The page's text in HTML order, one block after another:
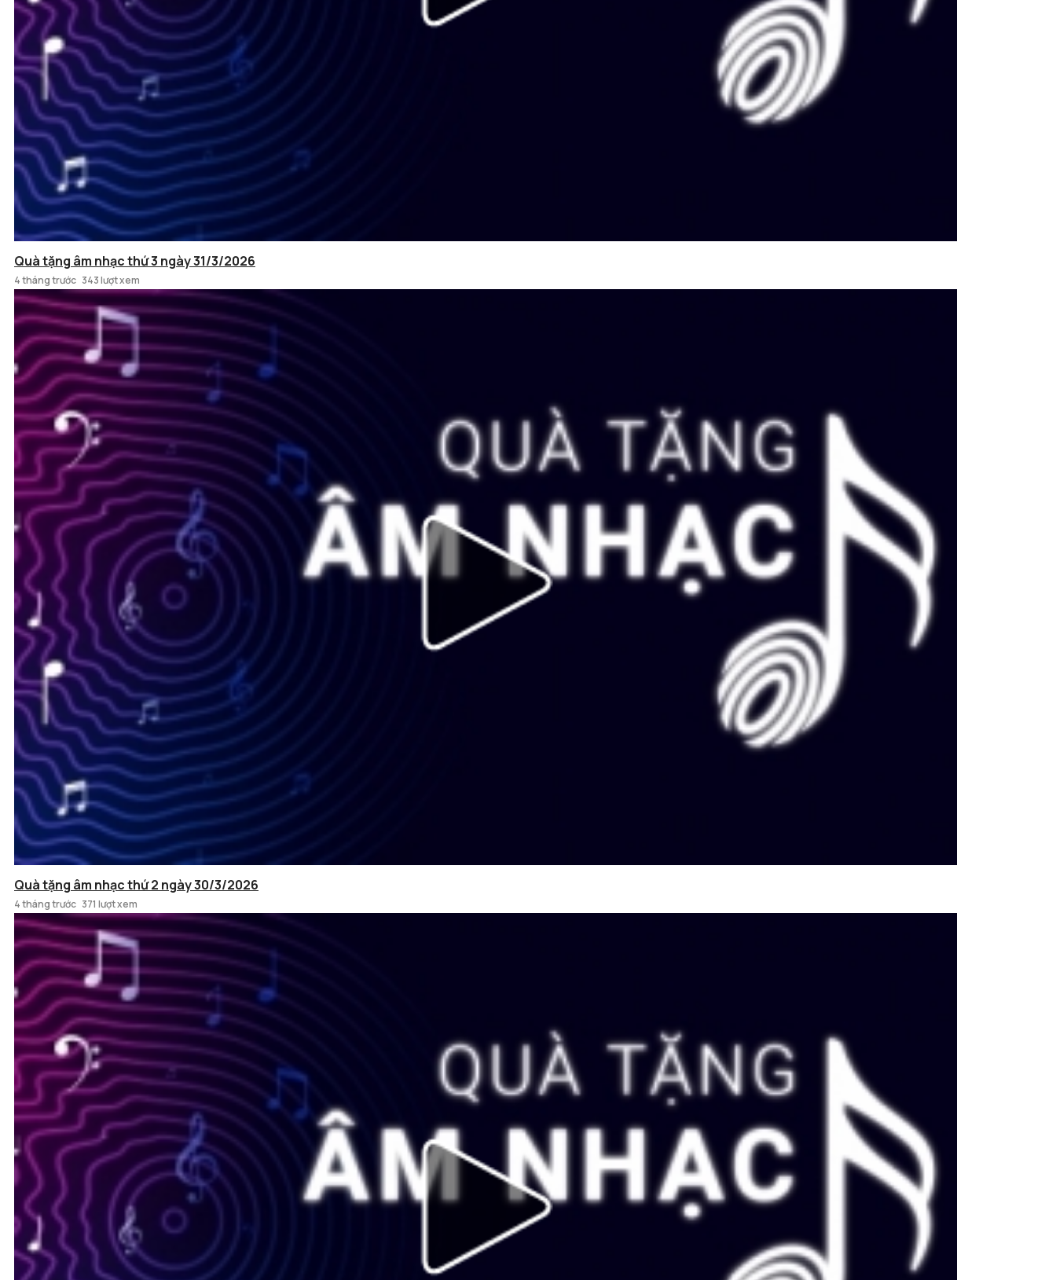
Quà tặng âm nhạc thứ 3 ngày 31/3/2026
4 tháng trước 343 lượt xem
Quà tặng âm nhạc thứ 2 ngày 30/3/2026
4 tháng trước 371 lượt xem